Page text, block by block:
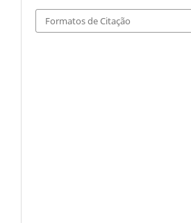
Formatos de Citação